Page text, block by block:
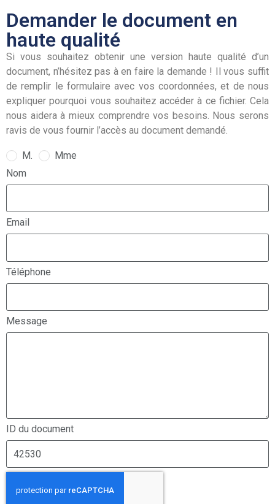
Demander le document en
haute qualité
Si vous souhaitez obtenir une version haute qualité d’un
document, n’hésitez pas à en faire la demande ! Il vous suffit
de remplir le formulaire avec vos coordonnées, et de nous
expliquer pourquoi vous souhaitez accéder à ce fichier. Cela
nous aidera à mieux comprendre vos besoins. Nous serons
ravis de vous fournir l’accès au document demandé.
M.
Mme
Nom
Email
Téléphone
Message
ID du document